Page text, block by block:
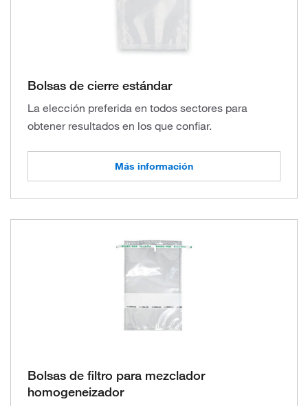
Bolsas de cierre estándar
La elección preferida en todos sectores para
obtener resultados en los que confiar.
Más información
Bolsas de filtro para mezclador
homogeneizador